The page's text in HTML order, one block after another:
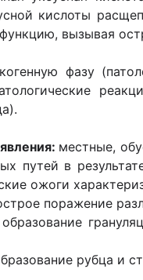
кислоты
вызывая
фазу
местные,
путей в
ожоги
поражение
рубца и